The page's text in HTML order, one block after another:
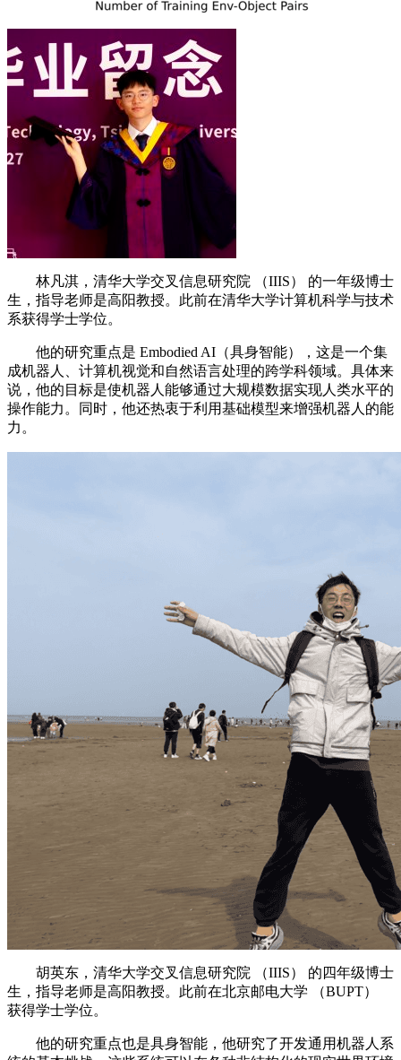
林凡淇，清华大学交叉信息研究院 （IIIS） 的一年级博士
生，指导老师是高阳教授。此前在清华大学计算机科学与技术
系获得学士学位。
他的研究重点是 Embodied AI（具身智能），这是一个集
成机器人、计算机视觉和自然语言处理的跨学科领域。具体来
说，他的目标是使机器人能够通过大规模数据实现人类水平的
操作能力。同时，他还热衷于利用基础模型来增强机器人的能
力。
胡英东，清华大学交叉信息研究院 （IIIS） 的四年级博士
生，指导老师是高阳教授。此前在北京邮电大学 （BUPT）
获得学士学位。
他的研究重点也是具身智能，他研究了开发通用机器人系